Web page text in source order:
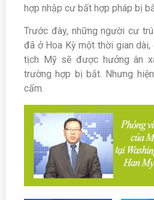
hợp nhập cư bất hợp pháp bị
Trước đây, những người cư
đã ở Hoa Kỳ một thời gian
tịch Mỹ sẽ được hưởng ân
trường hợp bị bắt. Nhưng
cấm.